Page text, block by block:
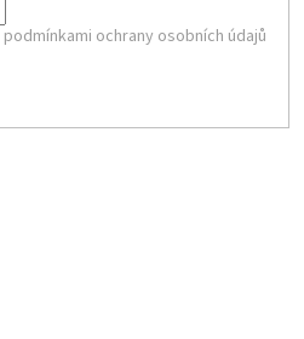
podmínkami ochrany osobních údajů